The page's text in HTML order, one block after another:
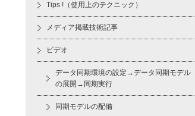
Tips !（使用上のテクニック）
メディア掲載技術記事
ビデオ
データ同期環境の設定→データ同期モデル
の展開→同期実行
同期モデルの配備